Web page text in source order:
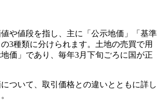
や値段を指し、主に「公示地価」「基準
3種類に分けられます。土地の売買で用
価」であり、毎年3月下旬ごろに国が正
ついて、取引価格との違いとともに詳し